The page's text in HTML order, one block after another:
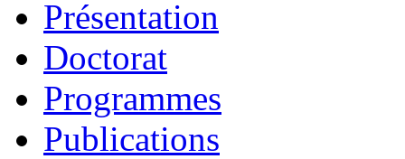
Présentation
Doctorat
Programmes
Publications